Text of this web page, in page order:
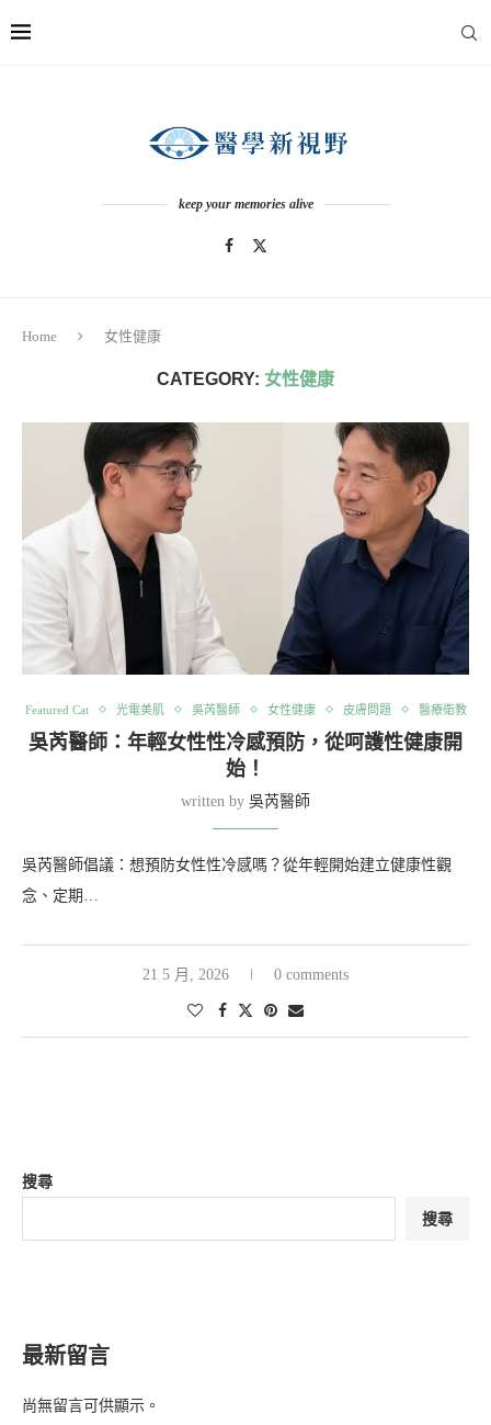
keep your memories alive
Home 女性健康
CATEGORY: 女性健康
Featured Cat 光電美肌 吳芮醫師 女性健康 皮膚問題 醫療衛教
吳芮醫師：年輕女性性冷感預防，從呵護性健康開
始！
written by 吳芮醫師
吳芮醫師倡議：想預防女性性冷感嗎？從年輕開始建立健康性觀
念、定期…
21 5 月, 2026 0 comments
搜尋
搜尋
最新留言
尚無留言可供顯示。